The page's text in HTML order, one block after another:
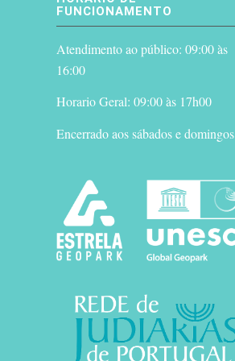
FUNCIONAMENTO
Atendimento ao público: 09:00 às
16:00
Horario Geral: 09:00 às 17h00
Encerrado aos sábados e domingos